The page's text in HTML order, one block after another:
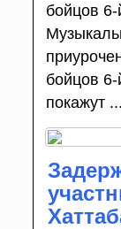
бойцов
бойцов
покажут ...